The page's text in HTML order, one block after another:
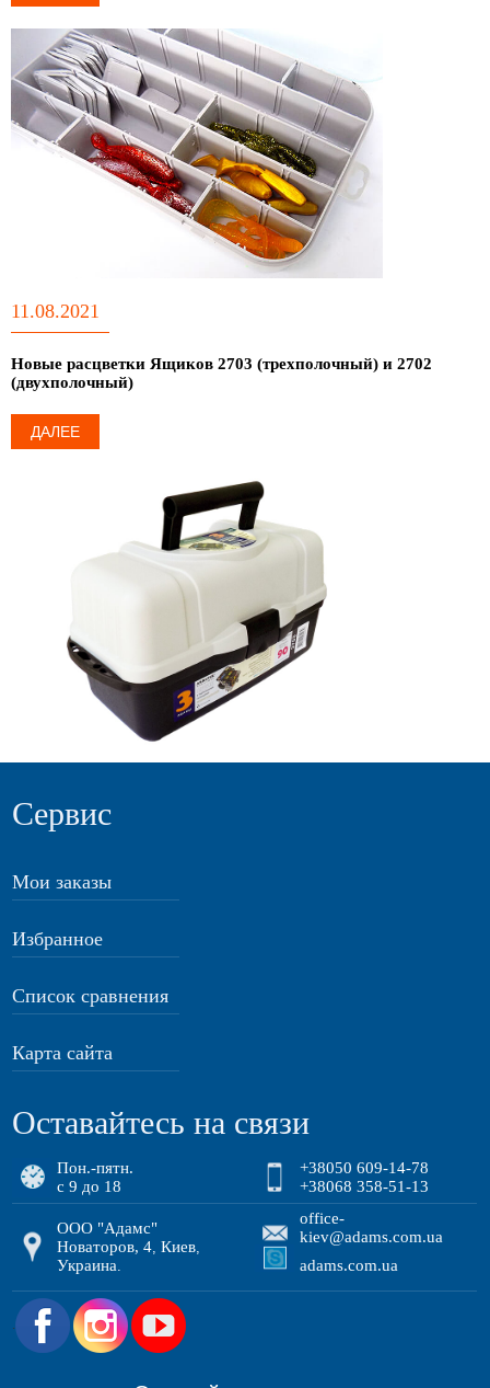
11.08.2021
Новые расцветки Ящиков 2703 (трехполочный) и 2702
(двухполочный)
ДАЛЕЕ
Сервис
Мои заказы
Избранное
Список сравнения
Карта сайта
Оставайтесь на связи
Пон.-пятн.
с 9 до 18
+38050 609-14-78
+38068 358-51-13
ООО "Адамс"
Новаторов, 4 ,Киев
Украина
office-
kiev@adams.com.ua
adams.com.ua
.